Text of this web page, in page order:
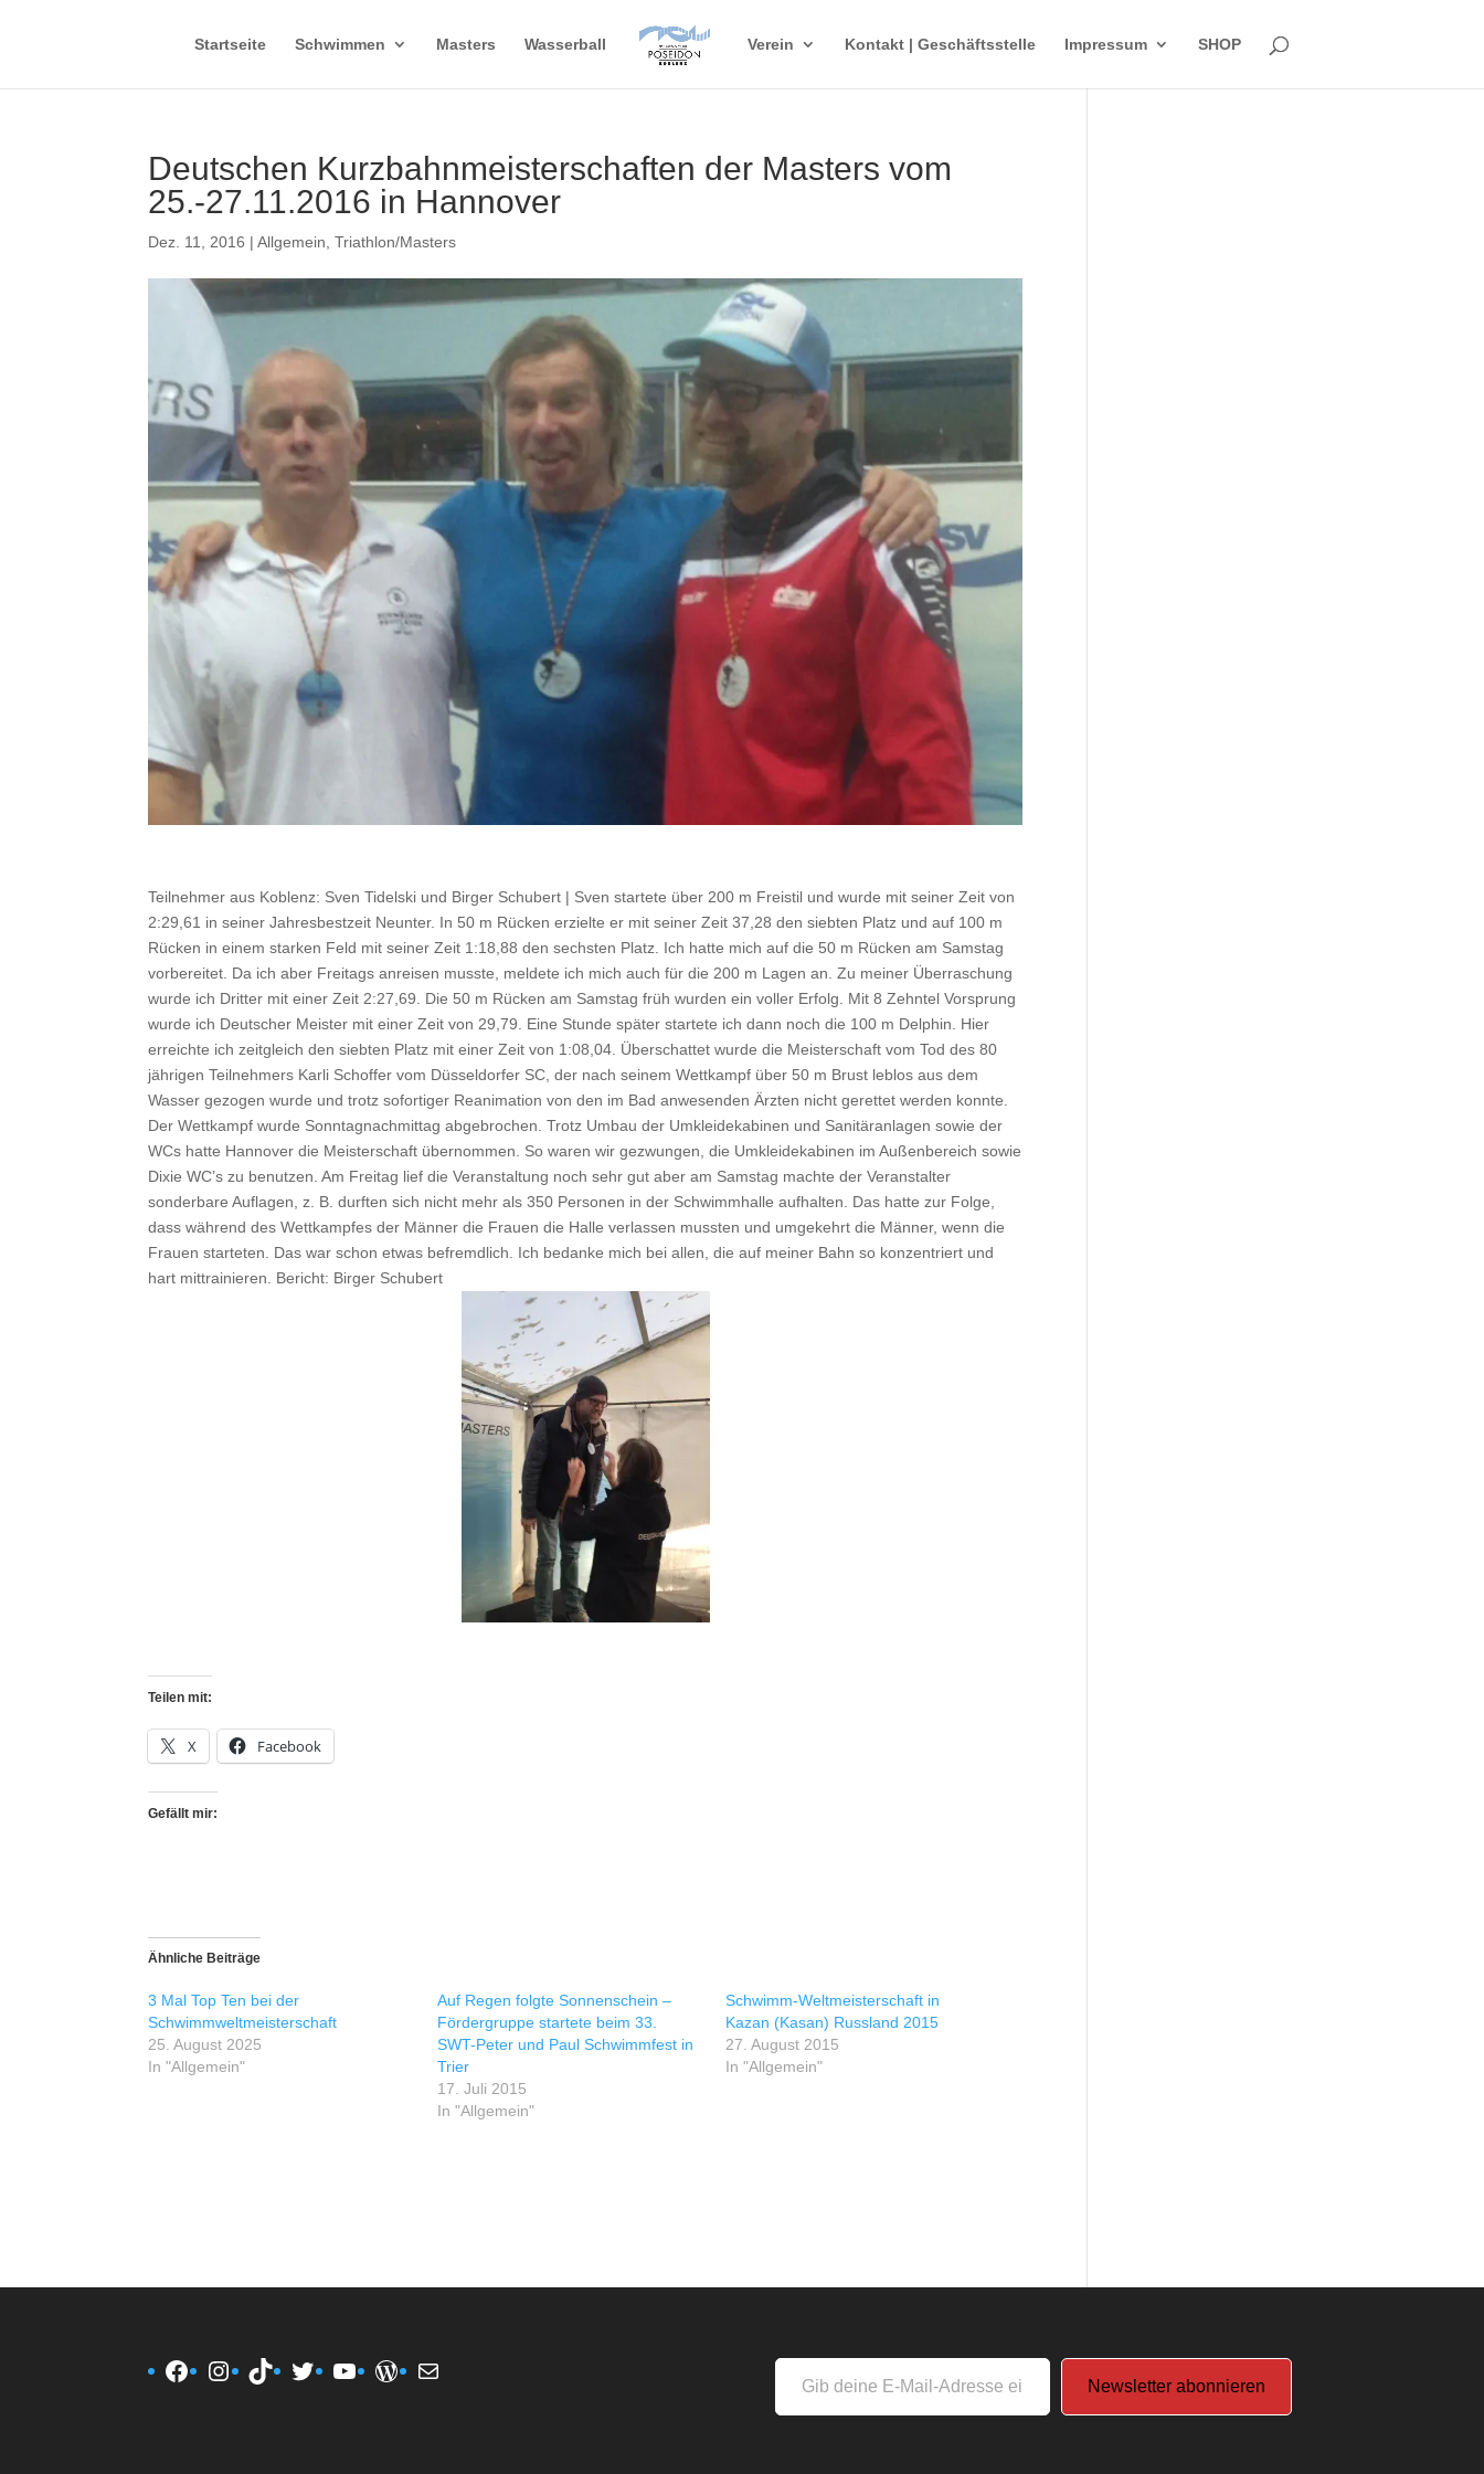
Startseite Schwimmen Masters Wasserball Verein Kontakt | Geschäftsstelle Impressum SHOP
Deutschen Kurzbahnmeisterschaften der Masters vom
25.-27.11.2016 in Hannover
Dez. 11, 2016 |Allgemein ,Triathlon/Masters
Teilnehmer aus Koblenz: Sven Tidelski und Birger Schubert | Sven startete über 200 m Freistil und wurde mit seiner Zeit von
2:29,61 in seiner Jahresbestzeit Neunter. In 50 m Rücken erzielte er mit seiner Zeit 37,28 den siebten Platz und auf 100 m
Rücken in einem starken Feld mit seiner Zeit 1:18,88 den sechsten Platz. Ich hatte mich auf die 50 m Rücken am Samstag
vorbereitet. Da ich aber Freitags anreisen musste, meldete ich mich auch für die 200 m Lagen an. Zu meiner Überraschung
wurde ich Dritter mit einer Zeit 2:27,69. Die 50 m Rücken am Samstag früh wurden ein voller Erfolg. Mit 8 Zehntel Vorsprung
wurde ich Deutscher Meister mit einer Zeit von 29,79. Eine Stunde später startete ich dann noch die 100 m Delphin. Hier
erreichte ich zeitgleich den siebten Platz mit einer Zeit von 1:08,04. Überschattet wurde die Meisterschaft vom Tod des 80
jährigen Teilnehmers Karli Schoffer vom Düsseldorfer SC, der nach seinem Wettkampf über 50 m Brust leblos aus dem
Wasser gezogen wurde und trotz sofortiger Reanimation von den im Bad anwesenden Ärzten nicht gerettet werden konnte.
Der Wettkampf wurde Sonntagnachmittag abgebrochen. Trotz Umbau der Umkleidekabinen und Sanitäranlagen sowie der
WCs hatte Hannover die Meisterschaft übernommen. So waren wir gezwungen, die Umkleidekabinen im Außenbereich sowie
Dixie WC’s zu benutzen. Am Freitag lief die Veranstaltung noch sehr gut aber am Samstag machte der Veranstalter
sonderbare Auflagen, z. B. durften sich nicht mehr als 350 Personen in der Schwimmhalle aufhalten. Das hatte zur Folge,
dass während des Wettkampfes der Männer die Frauen die Halle verlassen mussten und umgekehrt die Männer, wenn die
Frauen starteten. Das war schon etwas befremdlich. Ich bedanke mich bei allen, die auf meiner Bahn so konzentriert und
hart mittrainieren. Bericht: Birger Schubert
Teilen mit:
X Facebook
Gefällt mir:
Ähnliche Beiträge
3 Mal Top Ten bei der
Schwimmweltmeisterschaft
25. August 2025
In "Allgemein"
Auf Regen folgte Sonnenschein –
Fördergruppe startete beim 33.
SWT-Peter und Paul Schwimmfest in
Trier
17. Juli 2015
In "Allgemein"
Schwimm-Weltmeisterschaft in
Kazan (Kasan) Russland 2015
27. August 2015
In "Allgemein"
Facebook
Instagram
TikTokTwitterYouTube
WordPress
E-Mail
deine
E-
Newsletter abonnieren